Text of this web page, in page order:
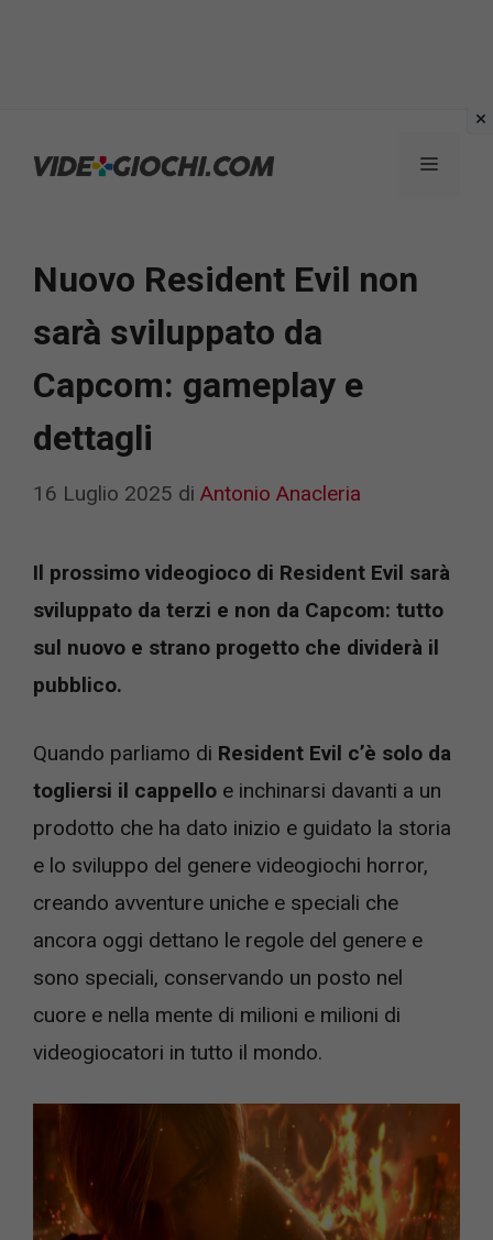
Menu
Nuovo Resident Evil non
sarà sviluppato da
Capcom: gameplay e
dettagli
16 Luglio 2025 di Antonio Anacleria
Il prossimo videogioco di Resident Evil sarà
sviluppato da terzi e non da Capcom: tutto
sul nuovo e strano progetto che dividerà il
pubblico.
Quando parliamo di Resident Evil c’è solo da
togliersi il cappello e inchinarsi davanti a un
prodotto che ha dato inizio e guidato la storia
e lo sviluppo del genere videogiochi horror,
creando avventure uniche e speciali che
ancora oggi dettano le regole del genere e
sono speciali, conservando un posto nel
cuore e nella mente di milioni e milioni di
videogiocatori in tutto il mondo.